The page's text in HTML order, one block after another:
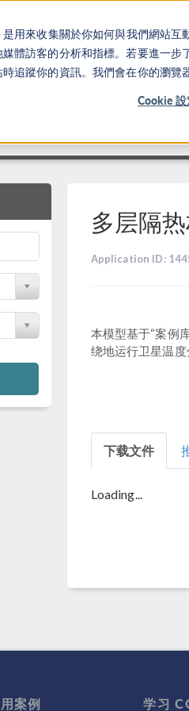
用來收集關於你如何與我們網站
體訪客的分析和指標。若要進一步
追蹤你的資訊。我們會在你的瀏覽
Cookie 設
多层隔
Application ID:
本模型基于“案例
绕地运行卫星温度
下载文件
Loading...
案例 学习